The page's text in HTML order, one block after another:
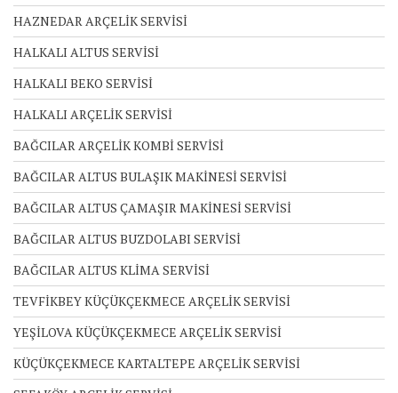
HAZNEDAR ARÇELİK SERVİSİ
HALKALI ALTUS SERVİSİ
HALKALI BEKO SERVİSİ
HALKALI ARÇELİK SERVİSİ
BAĞCILAR ARÇELİK KOMBİ SERVİSİ
BAĞCILAR ALTUS BULAŞIK MAKİNESİ SERVİSİ
BAĞCILAR ALTUS ÇAMAŞIR MAKİNESİ SERVİSİ
BAĞCILAR ALTUS BUZDOLABI SERVİSİ
BAĞCILAR ALTUS KLİMA SERVİSİ
TEVFİKBEY KÜÇÜKÇEKMECE ARÇELİK SERVİSİ
YEŞİLOVA KÜÇÜKÇEKMECE ARÇELİK SERVİSİ
KÜÇÜKÇEKMECE KARTALTEPE ARÇELİK SERVİSİ